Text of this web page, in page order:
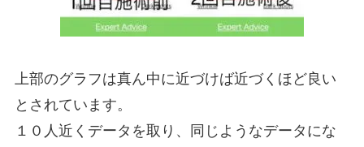
上部のグラフは真ん中に近づけば近づくほど良い
とされています。
１０人近くデータを取り、同じようなデータにな